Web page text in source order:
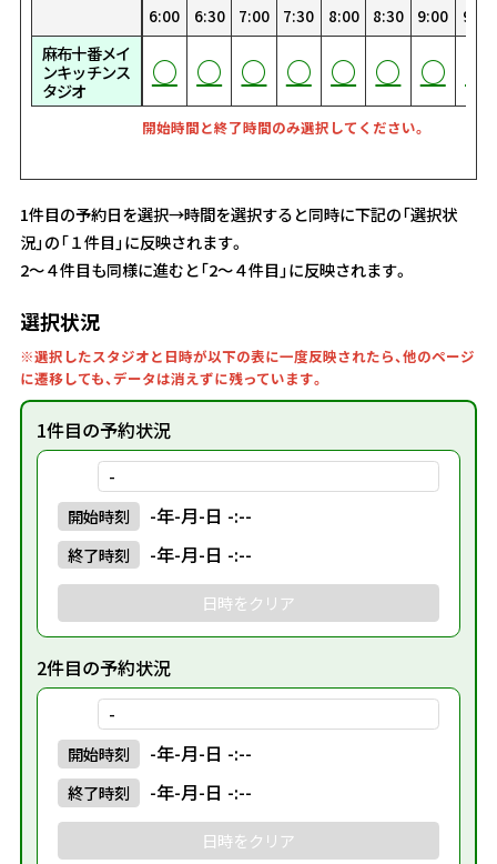
麻布十番メイ
ンキッチンス
タジオ
○ ○
○ ○
20:30
○
21:00
○
21:30
○
22:00
○
22:30
○
23:00
○
23:30
○
○ ○ ○
17:00
○
17:30
○
18:00
○
18:30
○
19:00
○
19:30
○
20:00
○
○ ○
13:00
○
13:30
○
14:00
○
14:30
○
15:00
○
15:30
○
16:00
○
16:30
○
○ ○
9:30
○
10:00
○
10:30
○
11:00
○
11:30
○
12:00
○
12:30
○
13:00
○ ○ ○
6:00
○
6:30
○
7:00
○
7:30
○
8:00
○
8:30
○
9:00
○
9:30
○ ○ ○
2:30
○
3:00
○
3:30
○
4:00
○
4:30
○
5:00
○
5:30
○
0:00
○
0:30
○
1:00
○
1:30
○
2:00
○
開始時間と終了時間のみ選択してください。
1件目の予約日を選択→時間を選択すると同時に下記の「選択状
況」の「１件目」に反映されます。
2～４件目も同様に進むと「2～４件目」に反映されます。
選択状況
※選択したスタジオと日時が以下の表に一度反映されたら、他のページ
に遷移しても、データは消えずに残っています。
1件目の予約状況
-
開始時刻 -年-月-日 -:--
終了時刻 -年-月-日 -:--
日時をクリア
2件目の予約状況
-
開始時刻 -年-月-日 -:--
終了時刻 -年-月-日 -:--
日時をクリア